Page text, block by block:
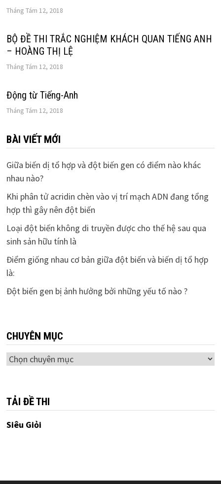
Tháng Tám 12, 2018
BỘ ĐỀ THI TRẮC NGHIỆM KHÁCH QUAN TIẾNG ANH
– HOÀNG THỊ LỆ
Tháng Tám 12, 2018
Động từ Tiếng-Anh
Tháng Tám 12, 2018
BÀI VIẾT MỚI
Giữa biến dị tổ hợp và đột biến gen có điểm nào khác
nhau nào?
Khi phân tử acridin chèn vào vị trí mạch ADN đang tổng
hợp thì gây nên đột biến
Loại đột biến không di truyền được cho thế hệ sau qua
sinh sản hữu tính là
Điểm giống nhau cơ bản giữa đột biến và biến dị tổ hợp
là:
Đột biến gen bị ảnh hưởng bởi những yếu tố nào ?
CHUYÊN MỤC
Chuyên
TẢI ĐỀ THI
Siêu Giỏi